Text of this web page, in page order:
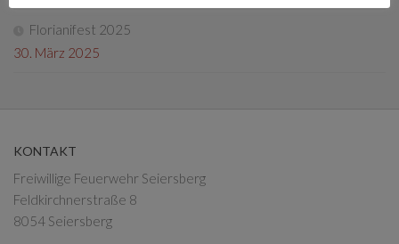
Florianifest 2025
30. März 2025
KONTAKT
Freiwillige Feuerwehr Seiersberg
Feldkirchnerstraße 8
8054 Seiersberg